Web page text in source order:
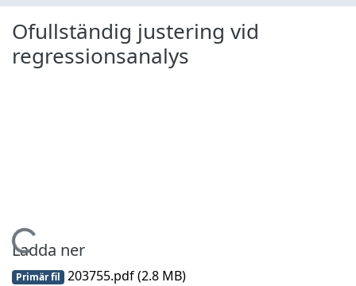
Ofullständig justering vid
regressionsanalys
Hämtar...
Ladda ner
Primär fil 203755.pdf(2.8 MB)